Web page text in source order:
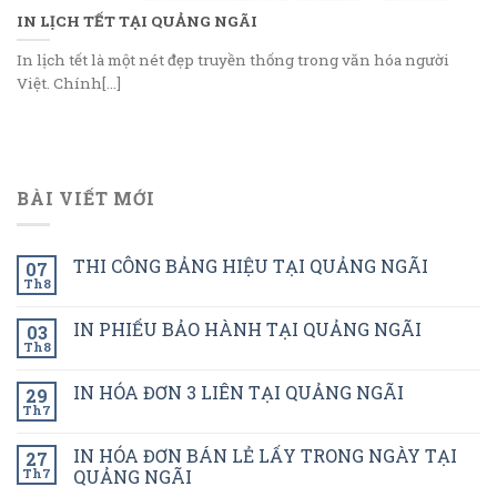
IN LỊCH TẾT TẠI QUẢNG NGÃI
In lịch tết là một nét đẹp truyền thống trong văn hóa người
Việt. Chính[...]
BÀI VIẾT MỚI
07
Th8
THI CÔNG BẢNG HIỆU TẠI QUẢNG NGÃI
03
Th8
IN PHIẾU BẢO HÀNH TẠI QUẢNG NGÃI
29
Th7
IN HÓA ĐƠN 3 LIÊN TẠI QUẢNG NGÃI
27
Th7
IN HÓA ĐƠN BÁN LẺ LẤY TRONG NGÀY TẠI
QUẢNG NGÃI